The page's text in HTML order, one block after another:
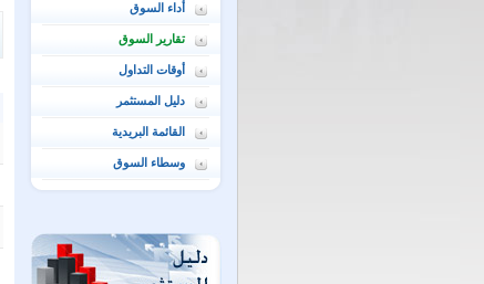
أداء السوق
تقارير السوق
أوقات التداول
دليل المستثمر
القائمة البريدية
وسطاء السوق